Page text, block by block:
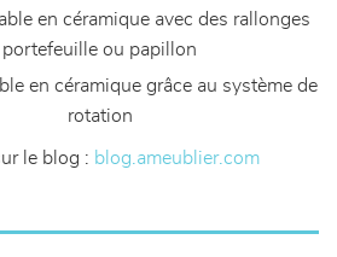
en céramique avec des rallonges
portefeuille ou papillon
en céramique grâce au système de
rotation
le blog : blog.ameublier.com